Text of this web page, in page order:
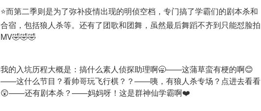
⭐️而第二季则是为了弥补疫情出现的明侦空档，专门搞了学霸们的剧本杀和
合宿，包括狼人杀等。还有了团歌和团舞，虽然最后舞蹈不齐到只能怼脸拍
MV🤣🤣🤣
我的入坑历程大概是：搞什么素人侦探助理啊🥱——这蒲草蛮有梗的啊😊
——这什么节目？看帅哥玩飞行棋？？——咦，有狼人杀专场？点进去看看
😲——还有剧本杀？——妈妈呀！这是群神仙学霸啊❤️